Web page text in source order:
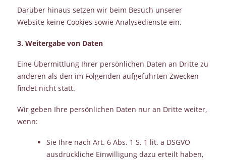
Darüber hinaus setzen wir beim Besuch unserer
Website keine Cookies sowie Analysedienste ein.
3. Weitergabe von Daten
Eine Übermittlung Ihrer persönlichen Daten an Dritte zu
anderen als den im Folgenden aufgeführten Zwecken
findet nicht statt.
Wir geben Ihre persönlichen Daten nur an Dritte weiter,
wenn:
Sie Ihre nach Art. 6 Abs. 1 S. 1 lit. a DSGVO
ausdrückliche Einwilligung dazu erteilt haben,